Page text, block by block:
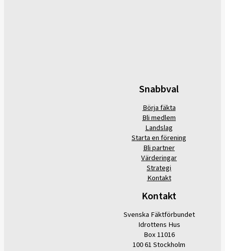
Snabbval
Börja fäkta
Bli medlem
Landslag
Starta en förening
Bli partner
Värderingar
Strategi
Kontakt
Kontakt
Svenska Fäktförbundet
Idrottens Hus
Box 11016
100 61 Stockholm